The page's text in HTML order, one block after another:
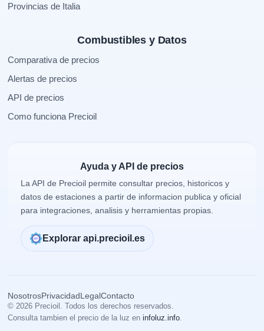
Provincias de Italia
Combustibles y Datos
Comparativa de precios
Alertas de precios
API de precios
Como funciona Precioil
Ayuda y API de precios
La API de Precioil permite consultar precios, historicos y
datos de estaciones a partir de informacion publica y oficial
para integraciones, analisis y herramientas propias.
Explorar api.precioil.es
NosotrosPrivacidadLegalContacto
© 2026 Precioil. Todos los derechos reservados.
Consulta tambien el precio de la luz eninfoluz.info